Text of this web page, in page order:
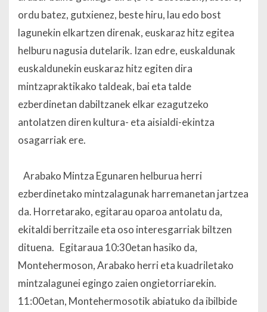
ordu batez, gutxienez, beste hiru, lau edo bost
lagunekin elkartzen direnak, euskaraz hitz egitea
helburu nagusia dutelarik. Izan edre, euskaldunak
euskaldunekin euskaraz hitz egiten dira
mintzapraktikako taldeak, bai eta talde
ezberdinetan dabiltzanek elkar ezagutzeko
antolatzen diren kultura- eta aisialdi-ekintza
osagarriak ere.
Arabako Mintza Egunaren helburua herri
ezberdinetako mintzalagunak harremanetan jartzea
da. Horretarako, egitarau oparoa antolatu da,
ekitaldi berritzaile eta oso interesgarriak biltzen
dituena. Egitaraua 10:30etan hasiko da,
Montehermoson, Arabako herri eta kuadriletako
mintzalagunei egingo zaien ongietorriarekin.
11:00etan, Montehermosotik abiatuko da ibilbide